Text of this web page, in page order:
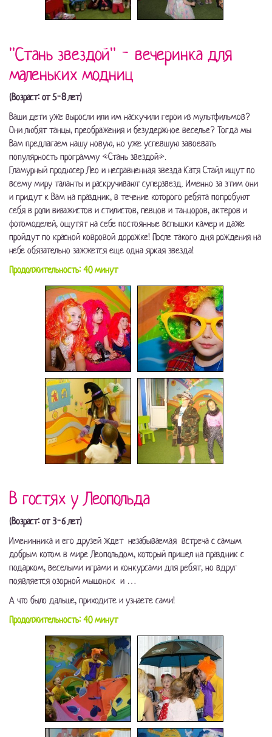
"Стань звездой" - вечеринка для
маленьких модниц
(Возраст: от 5-8 лет)
Ваши дети уже выросли или им наскучили герои из мультфильмов?
Они любят танцы, преображения и безудержное веселье? Тогда мы
Вам предлагаем нашу новую, но уже успевшую завоевать
популярность программу «Стань звездой».
Гламурный продюсер Лео и несравненная звезда Катя Стайл ищут по
всему миру таланты и раскручивают суперзвезд. Именно за этим они
и придут к Вам на праздник, в течение которого ребята попробуют
себя в роли визажистов и стилистов, певцов и танцоров, актеров и
фотомоделей, ощутят на себе постоянные вспышки камер и даже
пройдут по красной ковровой дорожке! После такого дня рождения на
небе обязательно зажжется еще одна яркая звезда!
Продолжительность: 40 минут
В гостях у Леопольда
(Возраст: от 3-6 лет)
Именинника и его друзей ждет незабываемая встреча с самым
добрым котом в мире Леопольдом, который пришел на праздник с
подарком, веселыми играми и конкурсами для ребят, но вдруг
появляется озорной мышонок и …
А что было дальше, приходите и узнаете сами!
Продолжительность: 40 минут